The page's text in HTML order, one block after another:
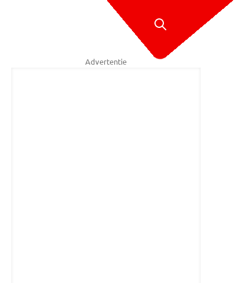
Advertentie